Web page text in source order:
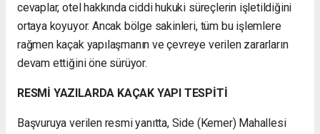
cevaplar, otel hakkında ciddi hukuki süreçlerin işletildiğini
ortaya koyuyor. Ancak bölge sakinleri, tüm bu işlemlere
rağmen kaçak yapılaşmanın ve çevreye verilen zararların
devam ettiğini öne sürüyor.
RESMİ YAZILARDA KAÇAK YAPI TESPİTİ
Başvuruya verilen resmi yanıtta, Side (Kemer) Mahallesi